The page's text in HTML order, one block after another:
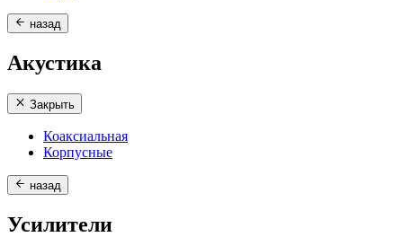
назад
Акустика
Закрыть
Коаксиальная
Корпусные
назад
Усилители